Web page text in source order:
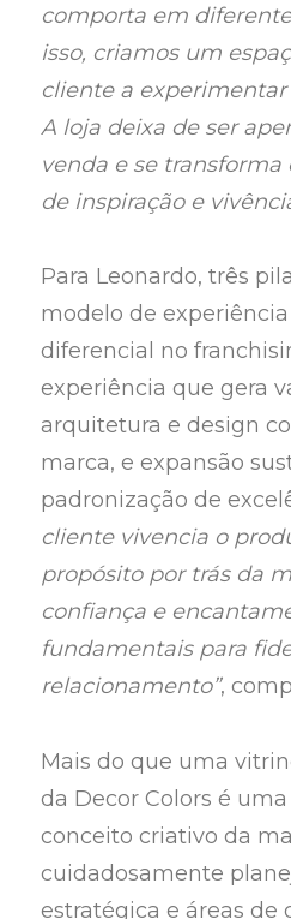
comporta em
isso, criamos um
cliente a
A loja deixa de ser
venda e se
de inspiração e
Para Leonardo, três
modelo de
diferencial no
experiência que gera
arquitetura e design
marca, e expansão
padronização de
cliente vivencia o
propósito por trás da
confiança e
fundamentais para
relacionamento”,
Mais do que uma
da Decor Colors é
conceito criativo da
cuidadosamente
estratégica e áreas de